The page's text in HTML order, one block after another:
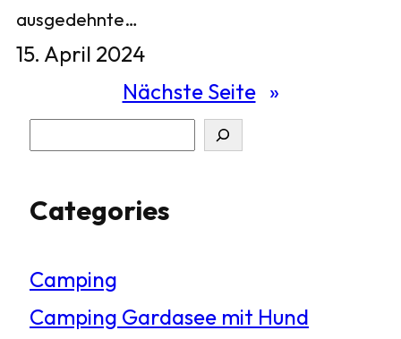
ausgedehnte…
15. April 2024
Nächste Seite »
c
e
n
Categories
Camping
Camping Gardasee mit Hund